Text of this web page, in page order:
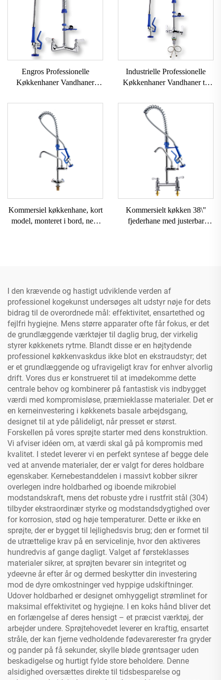
Engros Professionelle
Køkkenhaner Vandhaner
Kvalitet Plet Sink Hane Træk
Ned Drejende Køkkenhane
Industrielle Professionelle
Køkkenhaner Vandhaner til
Opvaskemaskine Hane
Vægmonteret Forudskylle
Vandhane
Kommersiel køkkenhane, kort
model, monteret i bord, nem
Kommersielt køkken 38\"
fjederhane med justerbar
I den krævende og hastigt udviklende verden af
professionel kogekunst undersøges alt udstyr nøje for dets
bidrag til de overordnede mål: effektivitet, ensartethed og
fejlfri hygiejne. Mens større apparater ofte får fokus, er det
de grundlæggende værktøjer til daglig brug, der virkelig
styrer køkkenets rytme. Blandt disse er en højtydende
professionel køkkenvaskdus ikke blot en ekstraudstyr; det
er et grundlæggende og ufravigeligt krav for enhver alvorlig
drift. Vores dus er konstrueret til at imødekomme dette
centrale behov og kombinerer på fantastisk vis indbygget
værdi med kompromisløse, præmieklasse materialer. Det er
en kerneinvestering i køkkenets basale arbejdsgang,
designet til at yde pålideligt, når presset er størst.
Forskellen på vores sprøjte starter med dens konstruktion.
Vi afviser idéen om, at værdi skal gå på kompromis med
kvalitet. I stedet leverer vi en perfekt syntese af begge dele
ved at anvende materialer, der er valgt for deres holdbare
egenskaber. Kernebestanddelen i massivt kobber sikrer
overlegen indre holdbarhed og iboende mikrobiel
modstandskraft, mens det robuste ydre i rustfrit stål (304)
tilbyder ekstraordinær styrke og modstandsdygtighed over
for korrosion, stød og høje temperaturer. Dette er ikke en
sprøjte, der er bygget til lejlighedsvis brug; den er formet til
de utrættelige krav på en servicelinje, hvor den aktiveres
hundredvis af gange dagligt. Valget af førsteklasses
materialer sikrer, at sprøjten bevarer sin integritet og
ydeevne år efter år og dermed beskytter din investering
mod de dyre omkostninger ved hyppige udskiftninger.
Udover holdbarhed er designet omhyggeligt strømlinet for
maksimal effektivitet og hygiejne. I en koks hånd bliver det
en forlængelse af deres hensigt – et præcist værktøj, der
arbejder undere. Sprøjtehovedet leverer en kraftig, ensartet
stråle, der kan fjerne vedholdende fødevarerester fra gryder
og pander på få sekunder, skylle bløde grøntsager uden
beskadigelse og hurtigt fylde store beholdere. Denne
alsidighed oversættes direkte til tidsbesparelse og